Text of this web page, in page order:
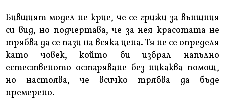
Бившият модел не крие, че се грижи за външния
си вид, но подчертава, че за нея красотата не
трябва да се пази на всяка цена. Тя не се определя
като човек, който би избрал напълно
естественото остаряване без никаква помощ,
но настоява, че всичко трябва да бъде
премерено.